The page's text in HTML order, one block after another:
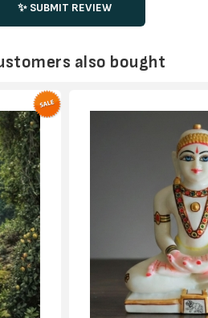
✨ SUBMIT REVIEW
also bought